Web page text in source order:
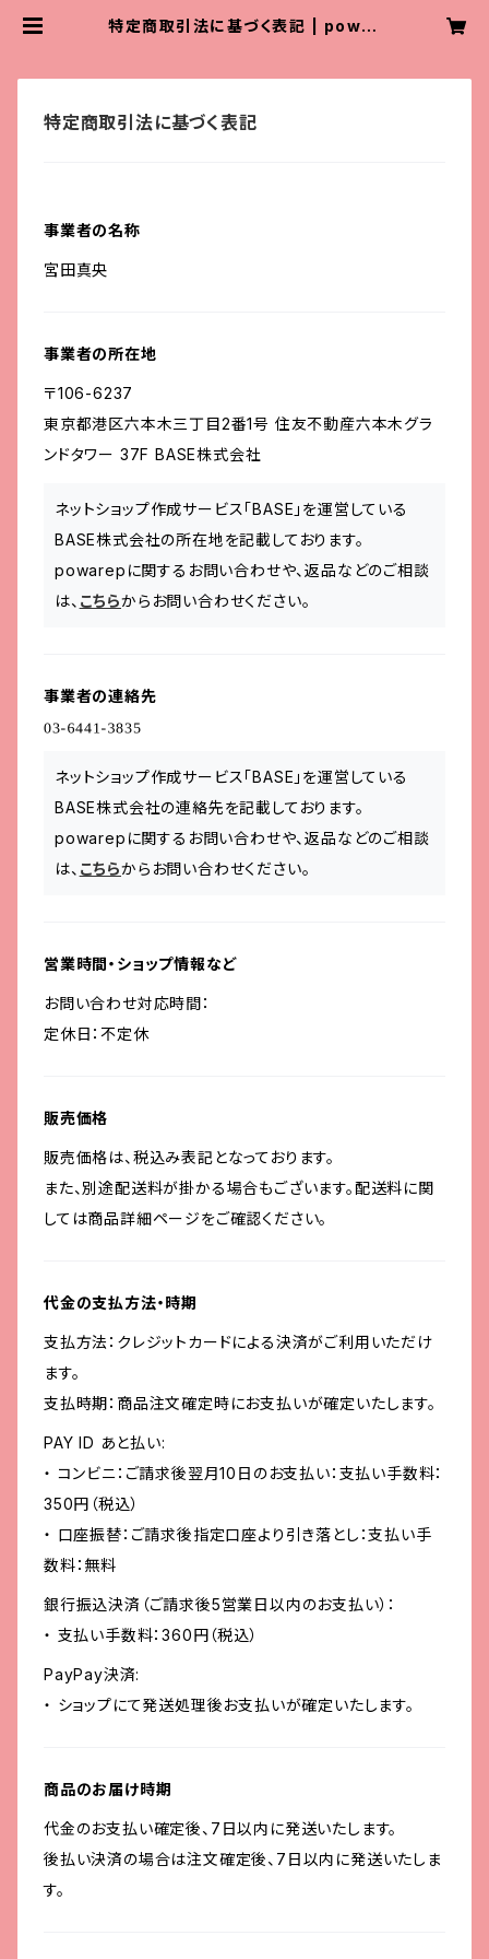
特定商取引法に基づく表記 | powar
特定商取引法に基づく表記
事業者の名称
宮田真央
事業者の所在地
〒106-6237
東京都港区六本木三丁目2番1号 住友不動産六本木グラ
ンドタワー 37F BASE株式会社
ネットショップ作成サービス「BASE」を運営している
BASE株式会社の所在地を記載しております。
powarepに関するお問い合わせや、返品などのご相談
は、 こちらからお問い合わせください。
事業者の連絡先
ネットショップ作成サービス「BASE」を運営している
BASE株式会社の連絡先を記載しております。
powarepに関するお問い合わせや、返品などのご相談
は、 こちらからお問い合わせください。
営業時間・ショップ情報など
お問い合わせ対応時間：
定休日：不定休
販売価格
販売価格は、税込み表記となっております。
また、別途配送料が掛かる場合もございます。配送料に関
しては商品詳細ページをご確認ください。
代金の支払方法・時期
支払方法：クレジットカードによる決済がご利用いただけ
ます。
支払時期：商品注文確定時にお支払いが確定いたします。
PAY ID あと払い:
・ コンビニ：ご請求後翌月10日のお支払い：支払い手数料：
350円（税込）
・ 口座振替：ご請求後指定口座より引き落とし：支払い手
数料：無料
銀行振込決済（ご請求後5営業日以内のお支払い）：
・ 支払い手数料：360円（税込）
PayPay決済:
・ ショップにて発送処理後お支払いが確定いたします。
商品のお届け時期
代金のお支払い確定後、7日以内に発送いたします。
後払い決済の場合は注文確定後、7日以内に発送いたしま
す。